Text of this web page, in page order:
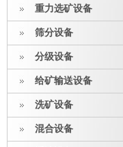
重力选矿设备
筛分设备
分级设备
给矿输送设备
洗矿设备
混合设备